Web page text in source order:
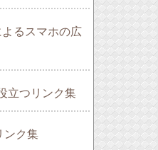
るスマホの広
立つリンク集
ンク集